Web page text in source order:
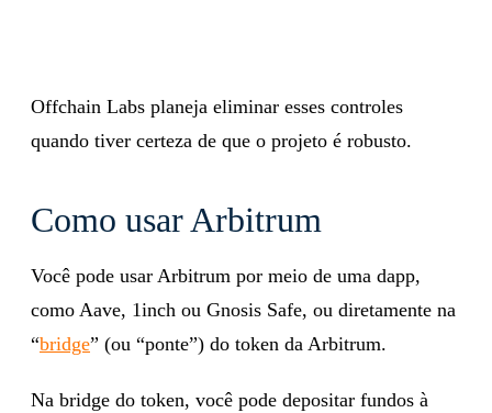
Offchain Labs planeja eliminar esses controles
quando tiver certeza de que o projeto é robusto.
Como usar Arbitrum
Você pode usar Arbitrum por meio de uma dapp,
como Aave, 1inch ou Gnosis Safe, ou diretamente na
“bridge” (ou “ponte”) do token da Arbitrum.
Na bridge do token, você pode depositar fundos à